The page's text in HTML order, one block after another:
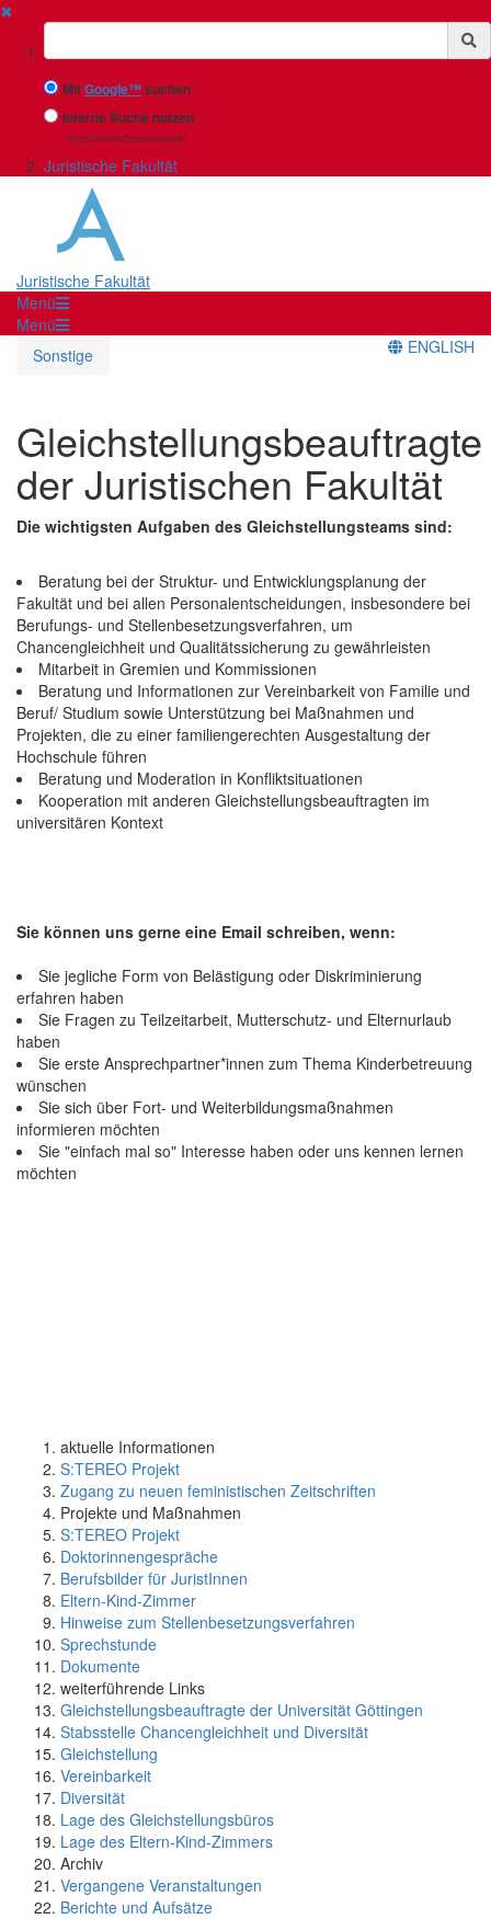
✖
Suchbegriff
MitGoogle™suchen
Interne Suche nutzen
(eingeschränkte Ergebnisqualität)
Juristische Fakultät
Juristische Fakultät
Menü
Menü
Sonstige
ENGLISH
Gleichstellungsbeauftragte
der Juristischen Fakultät
Die wichtigsten Aufgaben des Gleichstellungsteams sind:
Beratung bei der Struktur- und Entwicklungsplanung der
Fakultät und bei allen Personalentscheidungen, insbesondere bei
Berufungs- und Stellenbesetzungsverfahren, um
Chancengleichheit und Qualitätssicherung zu gewährleisten
Mitarbeit in Gremien und Kommissionen
Beratung und Informationen zur Vereinbarkeit von Familie und
Beruf/ Studium sowie Unterstützung bei Maßnahmen und
Projekten, die zu einer familiengerechten Ausgestaltung der
Hochschule führen
Beratung und Moderation in Konfliktsituationen
Kooperation mit anderen Gleichstellungsbeauftragten im
universitären Kontext
Sie können uns gerne eine Email schreiben, wenn:
Sie jegliche Form von Belästigung oder Diskriminierung
erfahren haben
Sie Fragen zu Teilzeitarbeit, Mutterschutz- und Elternurlaub
haben
Sie erste Ansprechpartner*innen zum Thema Kinderbetreuung
wünschen
Sie sich über Fort- und Weiterbildungsmaßnahmen
informieren möchten
Sie "einfach mal so" Interesse haben oder uns kennen lernen
möchten
aktuelle Informationen
S:TEREO Projekt
Zugang zu neuen feministischen Zeitschriften
Projekte und Maßnahmen
S:TEREO Projekt
Doktorinnengespräche
Berufsbilder für JuristInnen
Eltern-Kind-Zimmer
Hinweise zum Stellenbesetzungsverfahren
Sprechstunde
Dokumente
weiterführende Links
Gleichstellungsbeauftragte der Universität Göttingen
Stabsstelle Chancengleichheit und Diversität
Gleichstellung
Vereinbarkeit
Diversität
Lage des Gleichstellungsbüros
Lage des Eltern-Kind-Zimmers
Archiv
Vergangene Veranstaltungen
Berichte und Aufsätze